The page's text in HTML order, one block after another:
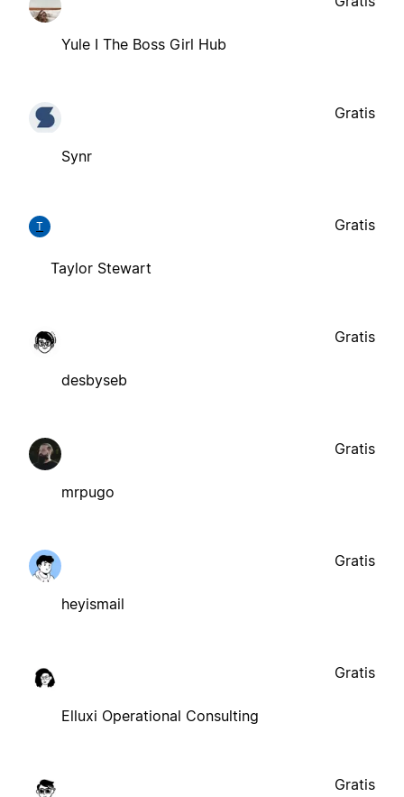
Yule I The Boss Girl Hub
Synr
Gratis
T
Taylor Stewart
Gratis
desbyseb
Gratis
mrpugo
Gratis
heyismail
Gratis
Elluxi Operational Consulting
Gratis
Gratis